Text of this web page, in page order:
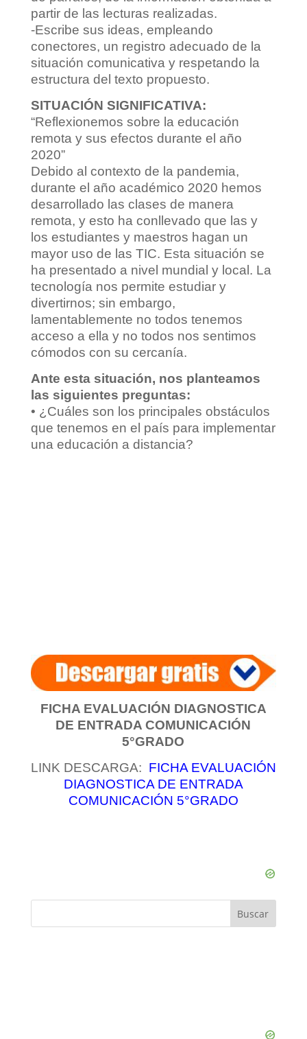
partir de las lecturas realizadas.
-Escribe sus ideas, empleando
conectores, un registro adecuado de la
situación comunicativa y respetando la
estructura del texto propuesto.
SITUACIÓN SIGNIFICATIVA:
“Reflexionemos sobre la educación
remota y sus efectos durante el año
2020”
Debido al contexto de la pandemia,
durante el año académico 2020 hemos
desarrollado las clases de manera
remota, y esto ha conllevado que las y
los estudiantes y maestros hagan un
mayor uso de las TIC. Esta situación se
ha presentado a nivel mundial y local. La
tecnología nos permite estudiar y
divertirnos; sin embargo,
lamentablemente no todos tenemos
acceso a ella y no todos nos sentimos
cómodos con su cercanía.
Ante esta situación, nos planteamos
las siguientes preguntas:
• ¿Cuáles son los principales obstáculos
que tenemos en el país para implementar
una educación a distancia?
FICHA EVALUACIÓN DIAGNOSTICA
DE ENTRADA COMUNICACIÓN
5°GRADO
LINK DESCARGA: FICHA EVALUACIÓN
DIAGNOSTICA DE ENTRADA
COMUNICACIÓN 5°GRADO